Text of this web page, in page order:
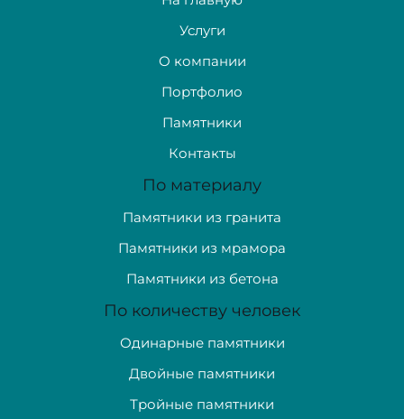
Услуги
О компании
Портфолио
Памятники
Контакты
По материалу
Памятники из гранита
Памятники из мрамора
Памятники из бетона
По количеству человек
Одинарные памятники
Двойные памятники
Тройные памятники